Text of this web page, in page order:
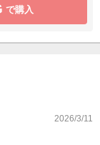
で購入
2026/3/11